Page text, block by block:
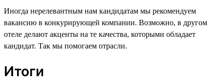
Иногда нерелевантным нам кандидатам мы рекомендуем
вакансию в конкурирующей компании. Возможно, в другом
отеле делают акценты на те качества, которыми обладает
кандидат. Так мы помогаем отрасли.
Итоги